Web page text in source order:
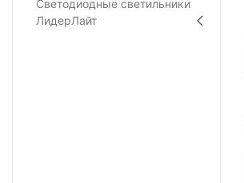
Светодиодные светильники
ЛидерЛайт